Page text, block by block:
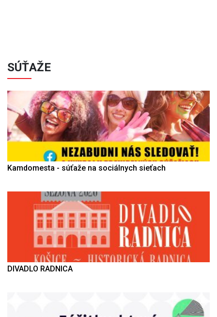
SÚŤAŽE
Kamdomesta - súťaže na sociálnych sieťach
DIVADLO RADNICA